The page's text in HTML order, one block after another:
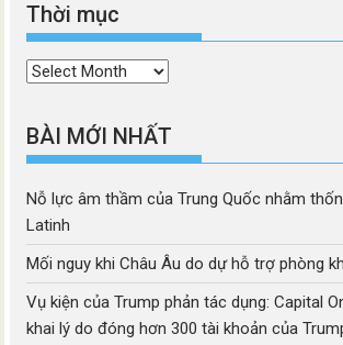
Thời mục
Thời
BÀI MỚI NHẤT
Nỗ lực âm thầm của Trung Quốc nhằm
Latinh
Mối nguy khi Châu Âu do dự hỗ trợ phòng
Vụ kiện của Trump phản tác dụng: Capital
khai lý do đóng hơn 300 tài khoản của